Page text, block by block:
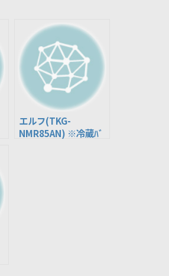
エルフ(TKG-
NMR85AN) ※冷蔵ﾊﾞ